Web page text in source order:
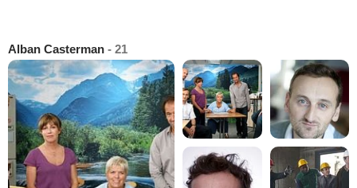
Alban Casterman - 21